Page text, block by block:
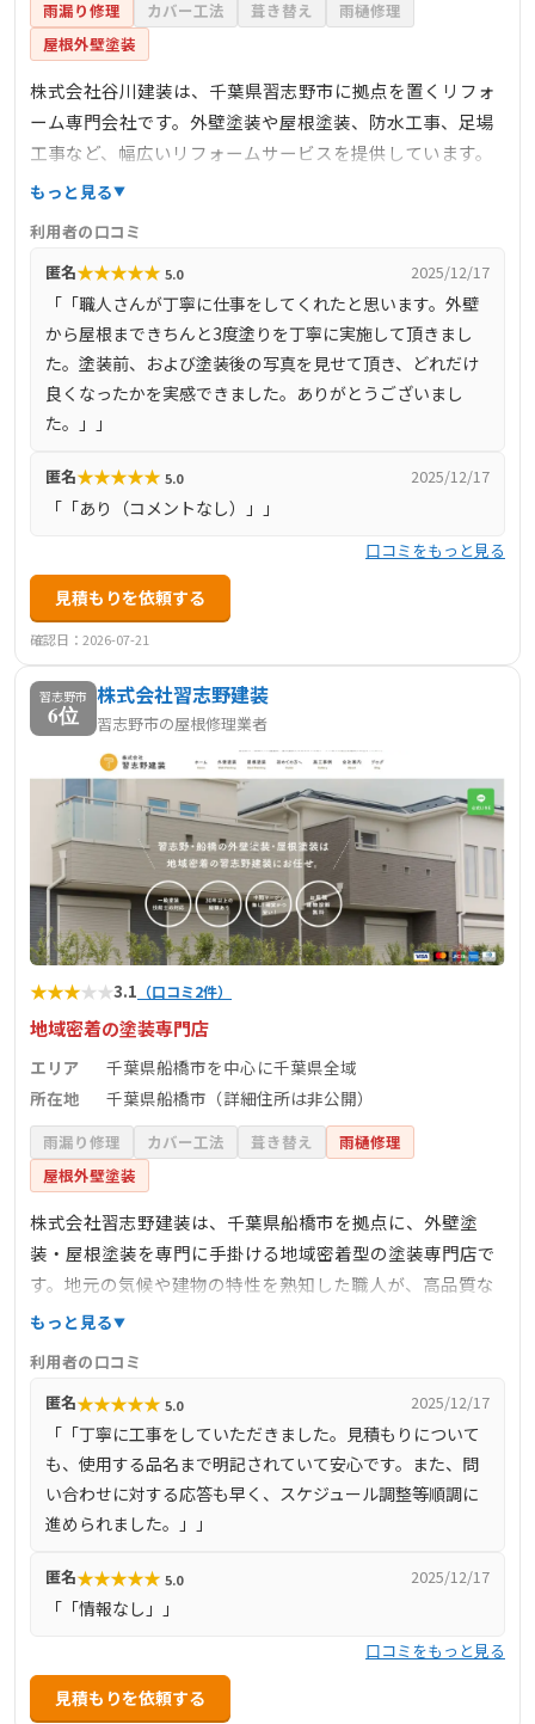
雨漏り修理 カバー工法 葺き替え
雨樋修理
屋根外壁塗装
株式会社谷川建装は、千葉県習志野市に拠点を置くリフォ
ーム専門会社です。外壁塗装や屋根塗装、防水工事、足場
工事など、幅広いリフォームサービスを提供しています。
特に、外壁や屋根の塗装においては、下塗り・中塗り・上
す。施工実績は2000件以上に上り、地域密着型のサービス
で地元のお客様から信頼を得ています。無料相談や見積も
りにも対応しており、土日・祝日も営業しているため、忙
しい方でも気軽に相談できます。アフターフォローとして
保証書の発行も行っており、施工後の安心感も提供してい
ます。
もっと見る
利用者の口コミ
匿名★★★★★ 5.0 2025/12/17
「「職人さんが丁寧に仕事をしてくれたと思います。外壁
から屋根まできちんと3度塗りを丁寧に実施して頂きまし
た。塗装前、および塗装後の写真を見せて頂き、どれだけ
良くなったかを実感できました。ありがとうございまし
た。」」
匿名★★★★★ 5.0 2025/12/17
「「あり（コメントなし）」」
口コミをもっと見る
見積もりを依頼する
確認日：2026-07-21
習志野市
6位
株式会社習志野建装
習志野市の屋根修理業者
★★★★★3.1 （口コミ2件）
地域密着の塗装専門店
エリア
千葉県船橋市を中心に千葉県全域
所在地
千葉県船橋市（詳細住所は非公開）
雨漏り修理 カバー工法 葺き替え
雨樋修理
屋根外壁塗装
株式会社習志野建装は、千葉県船橋市を拠点に、外壁塗
装・屋根塗装を専門に手掛ける地域密着型の塗装専門店で
す。地元の気候や建物の特性を熟知した職人が、高品質な
施工を提供しています。見積もり時には、使用する塗料の
供しています。施工においては、丁寧な作業と迅速な対応
を心掛けており、問い合わせへの応答も早く、スケジュー
ル調整も順調に進めています。お客様からは、丁寧な工事
と誠実な対応に高い評価を得ています。
もっと見る
利用者の口コミ
匿名★★★★★ 5.0 2025/12/17
「「丁寧に工事をしていただきました。見積もりについて
も、使用する品名まで明記されていて安心です。また、問
い合わせに対する応答も早く、スケジュール調整等順調に
進められました。」」
匿名★★★★★ 5.0 2025/12/17
「「情報なし」」
口コミをもっと見る
見積もりを依頼する